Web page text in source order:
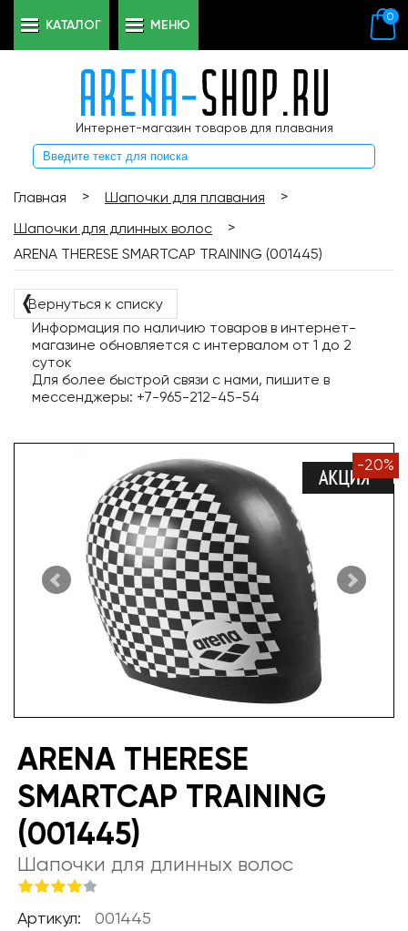
Интернет-магазин товаров для плавания
0
КАТАЛОГ МЕНЮ
Главная > Шапочки для плавания
>
Шапочки для длинных волос
>
ARENA THERESE SMARTCAP TRAINING (001445)
❬Вернуться к списку
Информация по наличию товаров в интернет-
магазине обновляется с интервалом от 1 до 2
суток
Для более быстрой связи с нами, пишите в
мессенджеры: +7-965-212-45-54
-20%
ARENA THERESE
SMARTCAP TRAINING
(001445)
Шапочки для длинных волос
Артикул: 001445